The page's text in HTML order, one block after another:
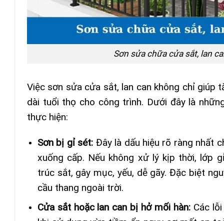
Sơn sửa chữa cửa sắt, lan
Việc sơn sửa cửa sắt, lan can không chỉ giúp
dài tuổi thọ cho công trình. Dưới đây là
thực hiện:
Sơn bị gỉ sét: Đây là dấu hiệu rõ ràng nhất
xuống cấp. Nếu không xử lý kịp thời, lớp
trúc sắt, gây mục, yếu, dễ gãy. Đặc biệt
cầu thang ngoài trời.
Cửa sắt hoặc lan can bị hở mối hàn:Các lỗi